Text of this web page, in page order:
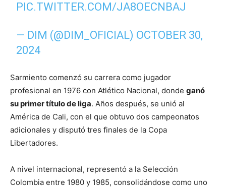
PIC.TWITTER.COM/JA8OECNBAJ
— DIM (@DIM_OFICIAL) OCTOBER 30,
2024
Sarmiento comenzó su carrera como jugador
profesional en 1976 con Atlético Nacional, donde ganó
su primer título de liga. Años después, se unió al
América de Cali, con el que obtuvo dos campeonatos
adicionales y disputó tres finales de la Copa
Libertadores.
A nivel internacional, representó a la Selección
Colombia entre 1980 y 1985, consolidándose como uno